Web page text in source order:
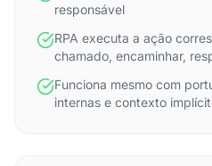
responsável
RPA executa a ação
chamado, encaminhar,
Funciona mesmo com
internas e contexto